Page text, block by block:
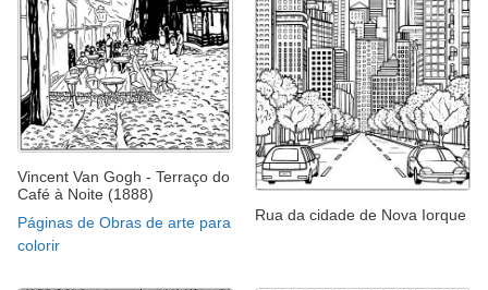
Vincent Van Gogh - Terraço do
Café à Noite (1888)
Páginas de Obras de arte para
colorir
Rua da cidade de Nova Iorque